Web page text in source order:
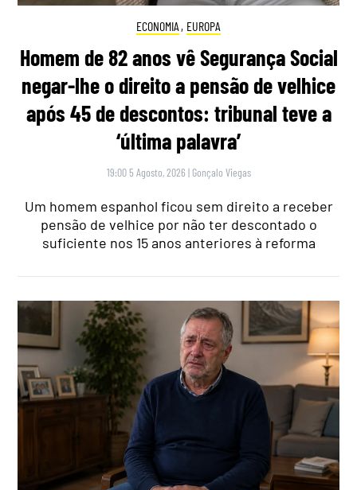
ECONOMIA , EUROPA
Homem de 82 anos vê Segurança Social
negar-lhe o direito a pensão de velhice
após 45 de descontos: tribunal teve a
‘última palavra’
19:00 5 Agosto, 2026 | Gonçalo Viegas
Um homem espanhol ficou sem direito a receber
pensão de velhice por não ter descontado o
suficiente nos 15 anos anteriores à reforma